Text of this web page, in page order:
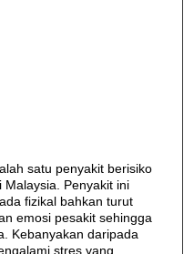
satu penyakit berisiko
Penyakit ini
fizikal bahkan turut
emosi pesakit sehingga
Kebanyakan daripada
stres yang